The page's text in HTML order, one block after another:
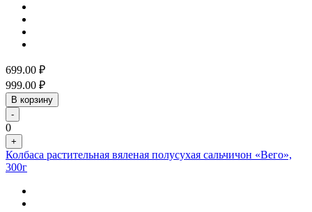
699.00 ₽
999.00 ₽
В корзину
-
0
+
Колбаса растительная вяленая полусухая сальчичон «Вего»,
300г